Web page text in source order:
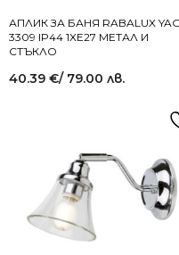
АПЛИК ЗА БАНЯ RABALUX
3309 IP44 1XЕ27 МЕТАЛ И
СТЪКЛО
40.39 €/ 79.00 лв.